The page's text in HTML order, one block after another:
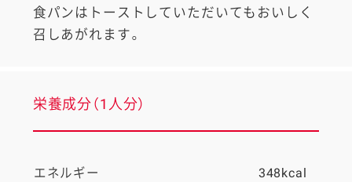
食パンはトーストしていただいてもおいしく
召しあがれます。
栄養成分（1人分）
エネルギー 348kcal